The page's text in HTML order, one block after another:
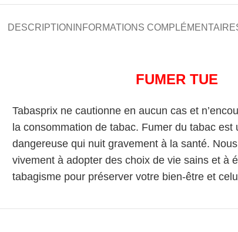
DESCRIPTION INFORMATIONS
FUMER TUE
Tabasprix ne cautionne en aucun cas et
la consommation de tabac. Fumer du tabac est
dangereuse qui nuit gravement à la santé.
vivement à adopter des choix de vie sains et à
tabagisme pour préserver votre bien-être et